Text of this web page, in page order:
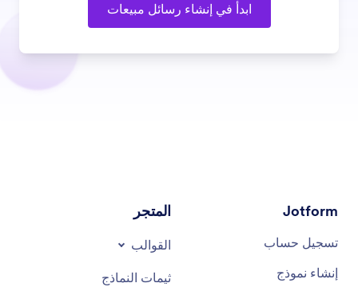
ابدأ في إنشاء رسائل مبيعات
Jotform
تسجيل حساب
إنشاء نموذج
المتجر
القوالب
ثيمات النماذج